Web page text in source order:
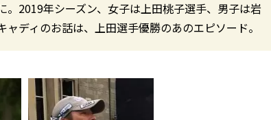
。2019年シーズン、女子は上田桃子選手、男子は岩
ディのお話は、上田選手優勝のあのエピソード。